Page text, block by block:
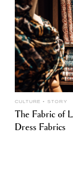
CULTURE STORY
The Fabric of
Dress Fabrics